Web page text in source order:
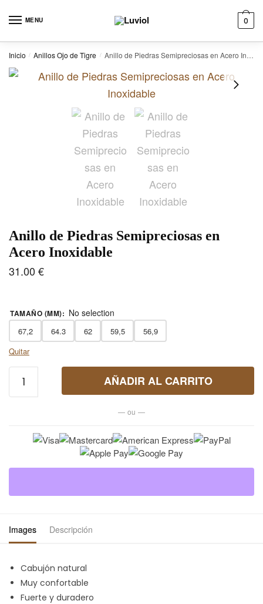
MENU 0
Inicio / Anillos Ojo de Tigre / Anillo de Piedras Semipreciosas en Acero Inoxidable
Anillo de Piedras Semipreciosas en
Acero Inoxidable
31.00 €
TAMAÑO (MM): No selection
67,2 64.3 62 59,5
56,9
Quitar
Piedras
cantidad
AÑADIR AL CARRITO
— ou —
Images Descripción
Cabujón natural
Muy confortable
Fuerte y duradero